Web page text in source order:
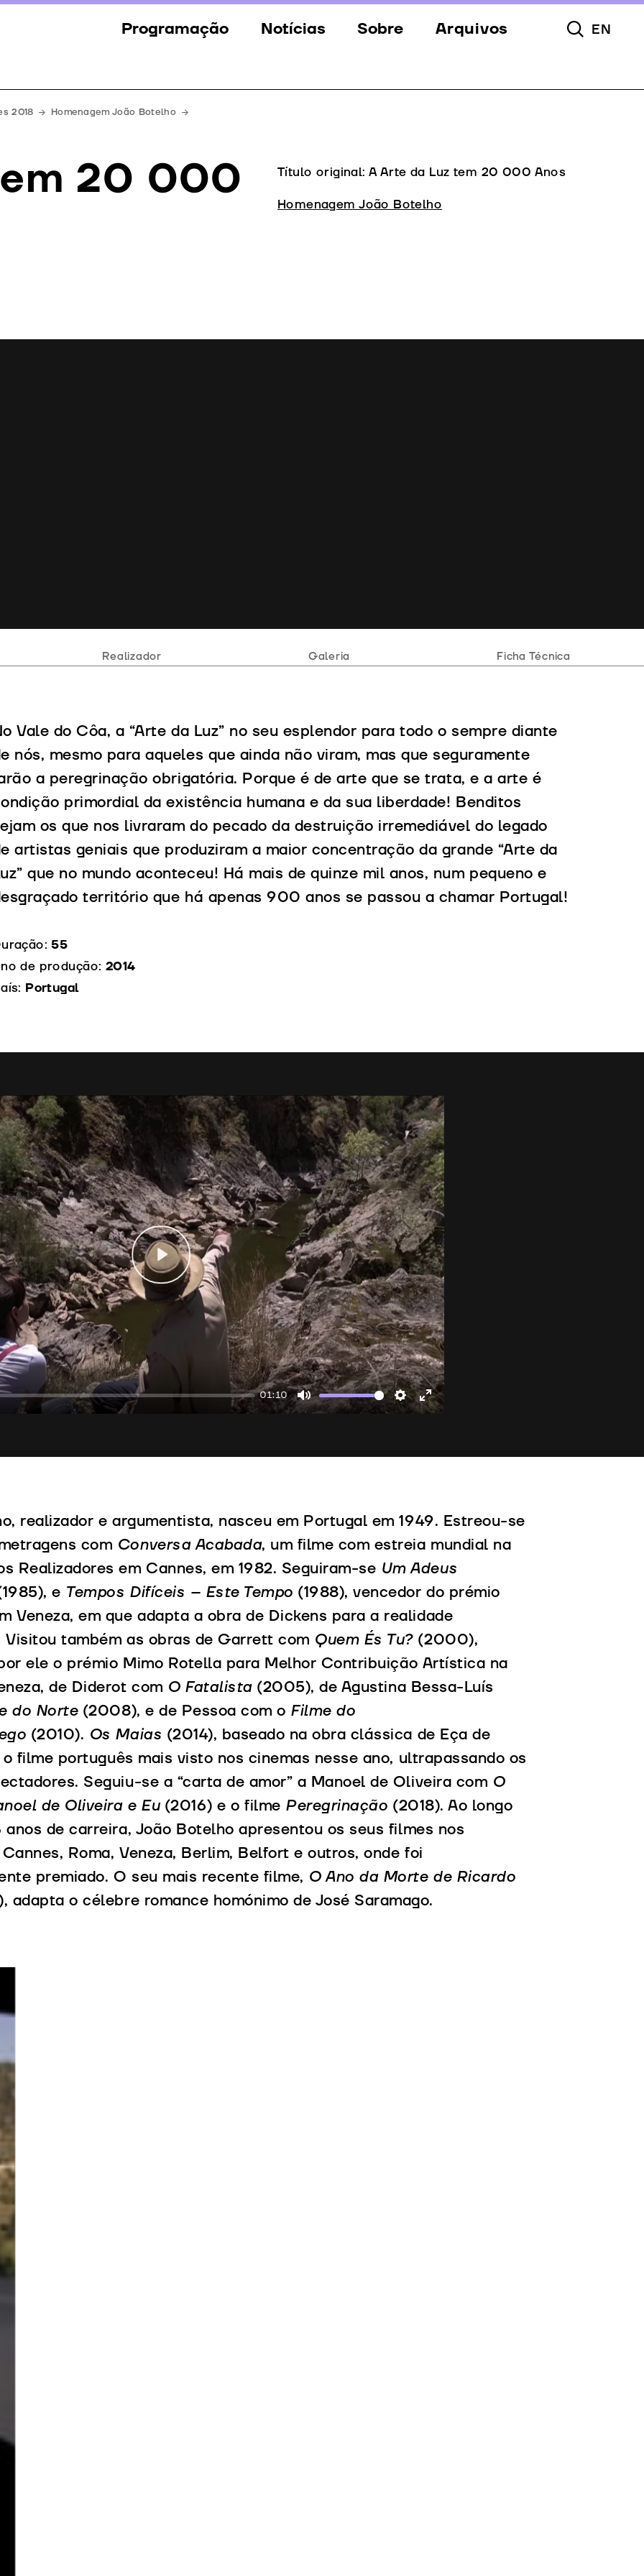
Programação
Eventos
Júri
Notícias Sobre
Equipa
Downloads
Arquivos Pesquisar
EN
2018 Homenagem João Botelho
20 000
Título original: A Arte da Luz tem 20 000 Anos
Homenagem João Botelho
Realizador Galeria Ficha Técnica
Vale do Côa, a “Arte da Luz” no seu esplendor para todo o sempre diante
nós, mesmo para aqueles que ainda não viram, mas que seguramente
a peregrinação obrigatória. Porque é de arte que se trata, e a arte é
primordial da existência humana e da sua liberdade! Benditos
os que nos livraram do pecado da destruição irremediável do legado
artistas geniais que produziram a maior concentração da grande “Arte da
que no mundo aconteceu! Há mais de quinze mil anos, num pequeno e
território que há apenas 900 anos se passou a chamar Portugal!
55
de produção: 2014
Portugal
01:10
Mute Settings
Enter
Play
realizador e argumentista, nasceu em Portugal em 1949. Estreou-se
com Conversa Acabada, um filme com estreia mundial na
Realizadores em Cannes, em 1982. Seguiram-se Um Adeus
e Tempos Difíceis – Este Tempo (1988), vencedor do prémio
Veneza, em que adapta a obra de Dickens para a realidade
Visitou também as obras de Garrett com Quem És Tu?(2000),
ele o prémio Mimo Rotella para Melhor Contribuição Artística na
de Diderot com O Fatalista(2005), de Agustina Bessa-Luís
do Norte (2008), e de Pessoa com o Filme do
(2010). Os Maias (2014), baseado na obra clássica de Eça de
filme português mais visto nos cinemas nesse ano, ultrapassando os
Seguiu-se a “carta de amor” a Manoel de Oliveira com O
de Oliveira e Eu(2016) e o filme Peregrinação (2018). Ao longo
anos de carreira, João Botelho apresentou os seus filmes nos
Roma, Veneza, Berlim, Belfort e outros, onde foi
premiado. O seu mais recente filme, O Ano da Morte de Ricardo
adapta o célebre romance homónimo de José Saramago.